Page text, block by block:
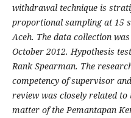
withdrawal technique is
proportional sampling at 15
Aceh. The data collection
October 2012.Hypothesis
Rank Spearman. The
competency of supervisor
review was closely related to
matter of the Pemantapan